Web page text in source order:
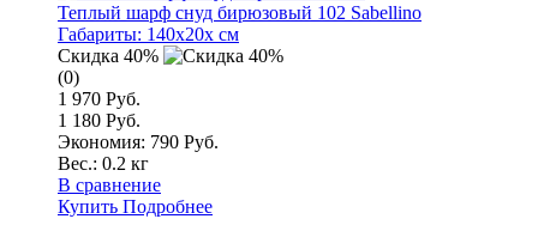
Теплый шарф снуд бирюзовый 102 Sabellino
Габариты: 140x20x см
Скидка 40%
(0)
1 970 Руб.
1 180 Руб.
Экономия: 790 Руб.
Вес.: 0.2 кг
В сравнение
Купить Подробнее